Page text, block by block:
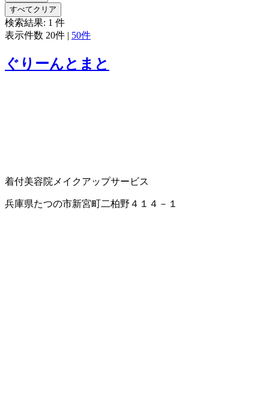
すべてクリア
検索結果: 1 件
表示件数 20件 | 50件
ぐりーんとまと
着付美容院 メイクアップサービス
兵庫県たつの市新宮町二柏野４１４－１